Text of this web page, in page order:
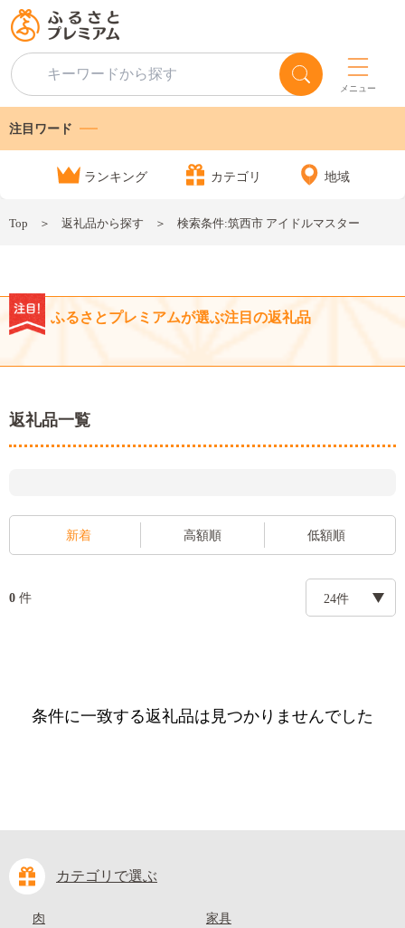
メニュー
注目ワード
ランキング カテゴリ 地域
Top 返礼品から探す 検索条件:筑西市 アイドルマスター
ふるさとプレミアムが選ぶ注目の返礼品
返礼品一覧
0 件
新着 高額順 低額順
条件に一致する返礼品は見つかりませんでした
カテゴリで選ぶ
肉 家具